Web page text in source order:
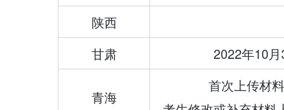
陕西
甘肃
2022年10
青海
首次上传材